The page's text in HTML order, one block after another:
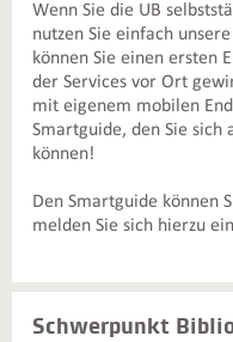
Wenn Sie die UB
nutzen Sie einfach
können Sie einen ersten
der Services vor Ort
mit eigenem mobilen
Smartguide, den Sie
können!
Den Smartguide können
melden Sie sich hierzu
Schwerpunkt